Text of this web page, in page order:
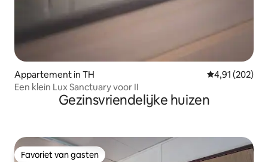
Appartement in TH Gemiddelde
4,91 (202)
Een klein Lux Sanctuary voor II
Gezinsvriendelijke huizen
Favoriet van gasten
Favoriet van gasten